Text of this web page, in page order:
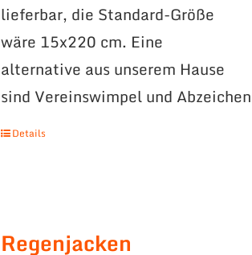
lieferbar, die Standard-Größe
wäre 15x220 cm. Eine
alternative aus unserem Hause
sind Vereinswimpel und
Details
Regenjacken